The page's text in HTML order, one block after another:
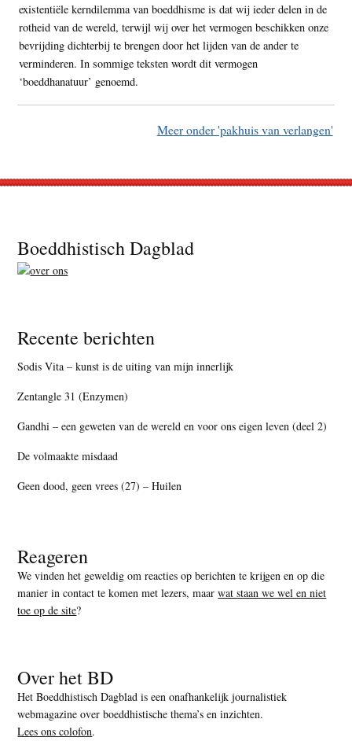
existentiële kerndilemma van boeddhisme is dat wij ieder delen in de
rotheid van de wereld, terwijl wij over het vermogen beschikken onze
bevrijding dichterbij te brengen door het lijden van de ander te
verminderen. In sommige teksten wordt dit vermogen
‘boeddhanatuur’ genoemd.
Meer onder 'pakhuis van verlangen'
Footer
Boeddhistisch Dagblad
Recente berichten
Sodis Vita – kunst is de uiting van mijn innerlijk
Zentangle 31 (Enzymen)
Gandhi – een geweten van de wereld en voor ons eigen leven (deel 2)
De volmaakte misdaad
Geen dood, geen vrees (27) – Huilen
Reageren
We vinden het geweldig om reacties op berichten te krijgen en op die
manier in contact te komen met lezers, maarwat staan we wel en niet
toe op de site?
Over het BD
Het Boeddhistisch Dagblad is een onafhankelijk journalistiek
webmagazine over boeddhistische thema’s en inzichten.
Lees ons colofon.